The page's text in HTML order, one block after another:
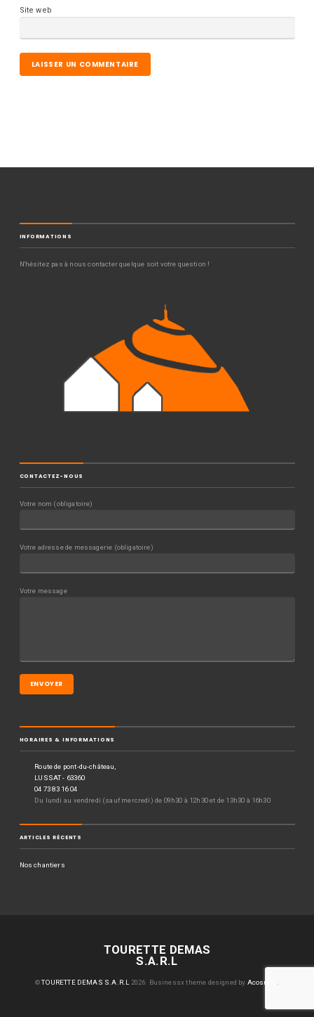
Site web
INFORMATIONS
N'hésitez pas à nous contacter quelque soit votre question !
CONTACTEZ-NOUS
Votre nom (obligatoire)
Votre adresse de messagerie (obligatoire)
Votre message
HORAIRES & INFORMATIONS
Route de pont-du-château,
LUSSAT - 63360
04 73 83 16 04
Du lundi au vendredi (sauf mercredi) de 09h30 à 12h30 et de 13h30 à 16h30
ARTICLES RÉCENTS
Nos chantiers
TOURETTE DEMAS
S.A.R.L
©TOURETTE DEMAS S.A.R.L 2026. Businessx theme designed by Acosmin